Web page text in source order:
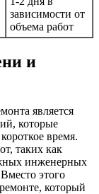
зависимости от
объема работ
и
является
которые
время.
таких как
инженерных
этого
который